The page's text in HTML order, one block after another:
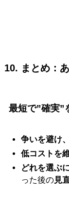
10. まとめ：
最短で”確実”
争いを避け
低コストを
どれを選ぶ
った後の見